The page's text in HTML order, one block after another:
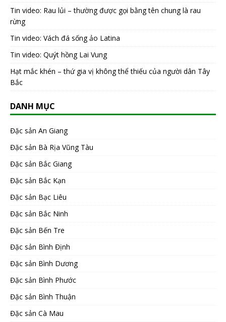
Tin video: Rau lủi – thường được gọi bằng tên chung là rau
rừng
Tin video: Vách đá sống ảo Latina
Tin video: Quýt hồng Lai Vung
Hạt mắc khén – thứ gia vị không thể thiếu của người dân Tây
Bắc
DANH MỤC
Đặc sản An Giang
Đặc sản Bà Rịa Vũng Tàu
Đặc sản Bắc Giang
Đặc sản Bắc Kạn
Đặc sản Bạc Liêu
Đặc sản Bắc Ninh
Đặc sản Bến Tre
Đặc sản Bình Định
Đặc sản Bình Dương
Đặc sản Bình Phước
Đặc sản Bình Thuận
Đặc sản Cà Mau